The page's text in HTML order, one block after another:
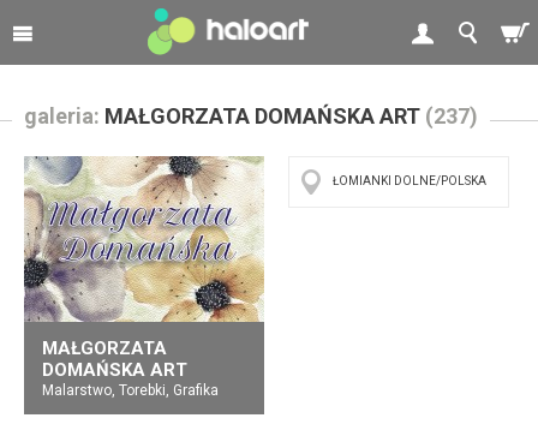
galeria: MAŁGORZATA DOMAŃSKA ART (237)
MAŁGORZATA
DOMAŃSKA ART
Malarstwo, Torebki, Grafika
ŁOMIANKI DOLNE/POLSKA